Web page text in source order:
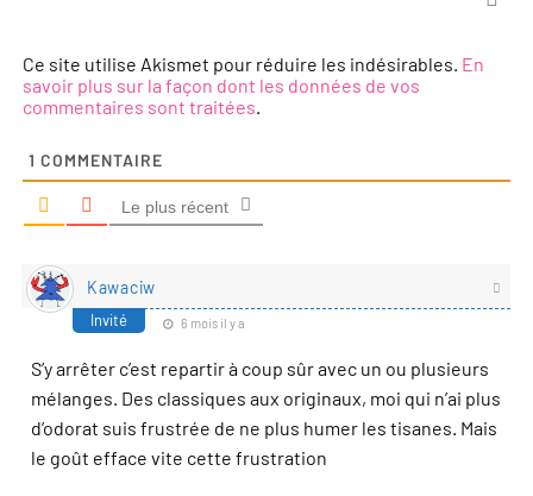
Ce site utilise Akismet pour réduire les indésirables. En
savoir plus sur la façon dont les données de vos
commentaires sont traitées.
1 COMMENTAIRE
Le plus récent
Kawaciw
Invité 6 mois il y a
S’y arrêter c’est repartir à coup sûr avec un ou plusieurs
mélanges. Des classiques aux originaux, moi qui n’ai plus
d’odorat suis frustrée de ne plus humer les tisanes. Mais
le goût efface vite cette frustration